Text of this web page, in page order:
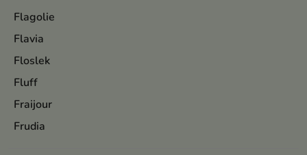
Flagolie
Flavia
Floslek
Fluff
Fraijour
Frudia